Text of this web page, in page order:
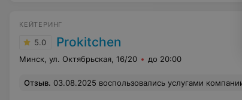
КЕЙТЕРИНГ
5.0 Prokitchen
Минск, ул. Октябрьская, 16/20 до 20:00
Отзыв. 03.08.2025 воспользовались услугами компании, чтобы отпраздновать День рождение для гостей в составе 25 человек! С удовольствием порекомендую эту команду профессионалов всем, кто ценит настоящее качество и атмосферу внимания и эмоциональной доброты. Очень понравилась кухня шеф-повара Дениса, все блюда таяли во рту, невозможно было остановиться). Прекрасно приготовленные соусы к мясным блюдам были изысканными и по-домашнему